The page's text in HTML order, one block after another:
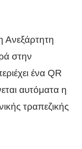
Ανεξάρτητη
στην
ένα QR
αυτόματα η
τραπεζικής